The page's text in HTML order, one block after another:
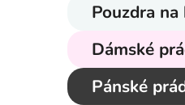
e
l
Pouzdra na
Dámské
Pánské